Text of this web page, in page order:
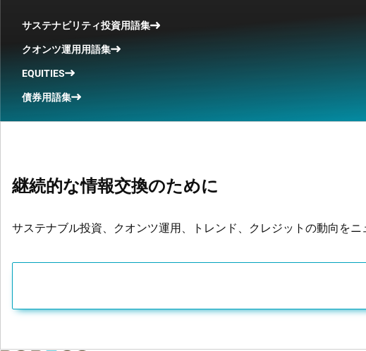
サステナビリティ投資用語集
クオンツ運用用語集
EQUITIES
債券用語集
継続的な情報交換のために
サステナブル投資、クオンツ運用、トレンド、クレジットの動向をニ